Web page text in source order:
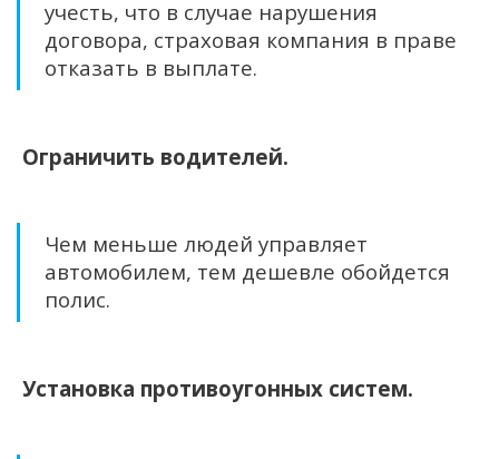
учесть, что в случае нарушения
договора, страховая компания в праве
отказать в выплате.
Ограничить водителей.
Чем меньше людей управляет
автомобилем, тем дешевле обойдется
полис.
Установка противоугонных систем.